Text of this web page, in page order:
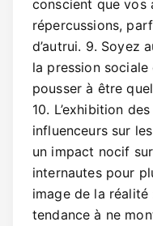
conscient que vos
répercussions,
d’autrui. 9. Soyez
la pression
pousser à être
10. L’exhibition
influenceurs sur
un impact nocif
internautes pour
image de la
tendance à ne